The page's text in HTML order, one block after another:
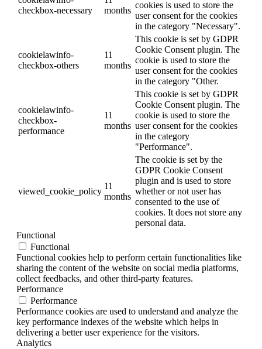
checkbox-necessary
months
cookies is used to store the
user consent for the cookies
in the category "Necessary".
cookielawinfo-
checkbox-others
11
months
This cookie is set by GDPR
Cookie Consent plugin. The
cookie is used to store the
user consent for the cookies
in the category "Other.
cookielawinfo-
checkbox-
performance
11
months
This cookie is set by GDPR
Cookie Consent plugin. The
cookie is used to store the
user consent for the cookies
in the category
"Performance".
viewed_cookie_policy
11
months
The cookie is set by the
GDPR Cookie Consent
plugin and is used to store
whether or not user has
consented to the use of
cookies. It does not store any
personal data.
Functional
Functional
Functional cookies help to perform certain functionalities like
sharing the content of the website on social media platforms,
collect feedbacks, and other third-party features.
Performance
Performance
Performance cookies are used to understand and analyze the
key performance indexes of the website which helps in
delivering a better user experience for the visitors.
Analytics